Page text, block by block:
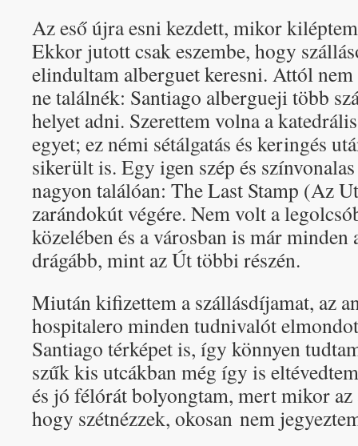
Az eső újra esni kezdett, mikor
Ekkor jutott csak eszembe, hogy
elindultam alberguet keresni. Attól
ne találnék: Santiago albergueji több
helyet adni. Szerettem volna a
egyet; ez némi sétálgatás és keringés
sikerült is. Egy igen szép és
nagyon találóan: The Last Stamp (Az
zarándokút végére. Nem volt a
közelében és a városban is már
drágább, mint az Út többi részén.
Miután kifizettem a szállásdíjamat, az
hospitalero minden tudnivalót
Santiago térképet is, így könnyen
szűk kis utcákban még így is
és jó félórát bolyongtam, mert mikor
hogy szétnézzek, okosan nem